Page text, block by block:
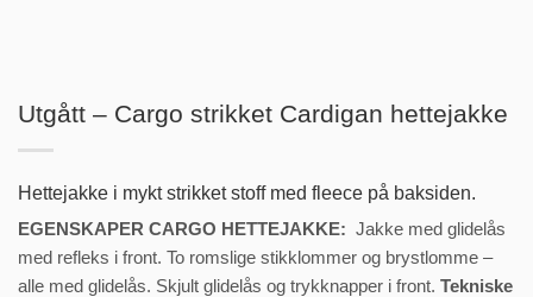
Utgått – Cargo strikket Cardigan hettejakke
Hettejakke i mykt strikket stoff med fleece på baksiden.
EGENSKAPER CARGO HETTEJAKKE: Jakke med glidelås
med refleks i front. To romslige stikklommer og brystlomme –
alle med glidelås. Skjult glidelås og trykknapper i front. Tekniske